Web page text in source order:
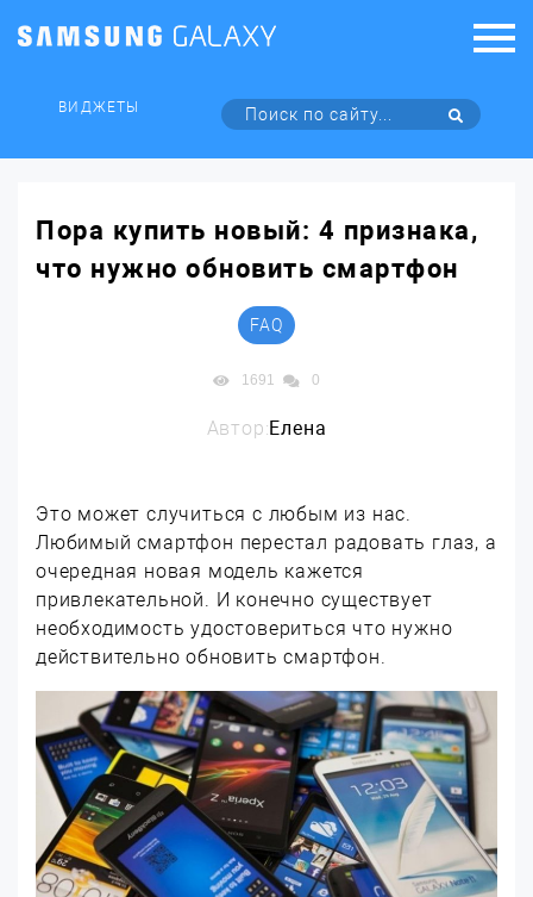
ВИДЖЕТЫ
Пора купить новый: 4 признака,
что нужно обновить смартфон
FAQ
1691 0
Автор:Елена
Это может случиться с любым из нас.
Любимый смартфон перестал радовать глаз, а
очередная новая модель кажется
привлекательной. И конечно существует
необходимость удостовериться что нужно
действительно обновить смартфон.